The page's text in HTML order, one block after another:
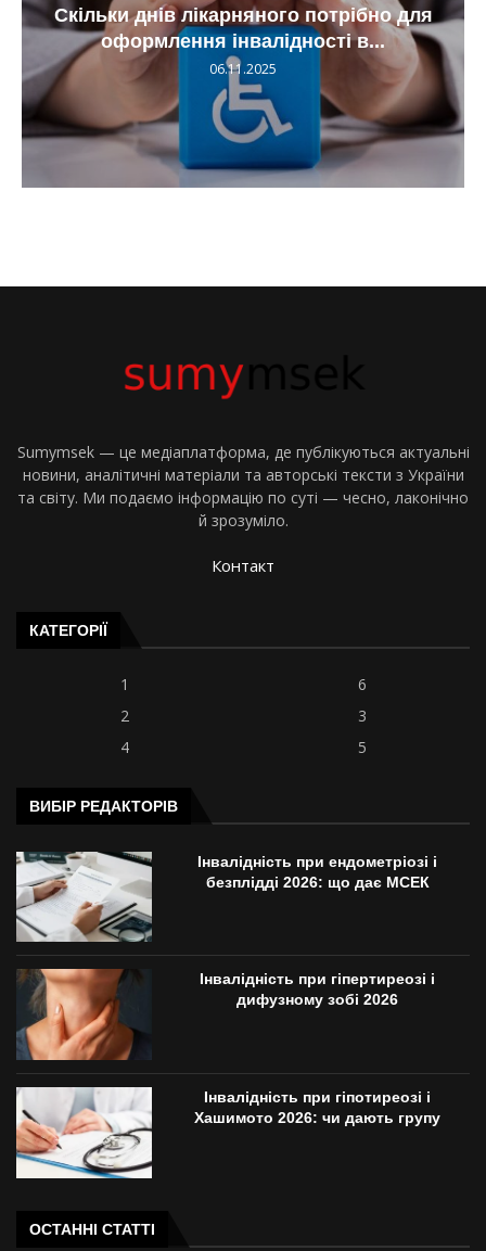
Скільки днів лікарняного потрібно для
оформлення інвалідності в...
06.11.2025
Sumymsek — це медіаплатформа, де публікуються актуальні
новини, аналітичні матеріали та авторські тексти з України
та світу. Ми подаємо інформацію по суті — чесно, лаконічно
й зрозуміло.
Контакт
КАТЕГОРІЇ
1
6
2
3
4
5
ВИБІР РЕДАКТОРІВ
Інвалідність при ендометріозі і
безплідді 2026: що дає МСЕК
Інвалідність при гіпертиреозі і
дифузному зобі 2026
Інвалідність при гіпотиреозі і
Хашимото 2026: чи дають групу
ОСТАННІ СТАТТІ